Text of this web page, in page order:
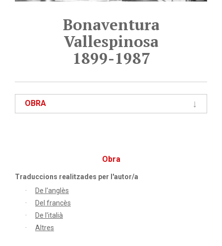
Bonaventura
Vallespinosa
1899-1987
OBRA
Obra
Traduccions realitzades per l'autor/a
De l'anglès
Del francès
De l'italià
Altres